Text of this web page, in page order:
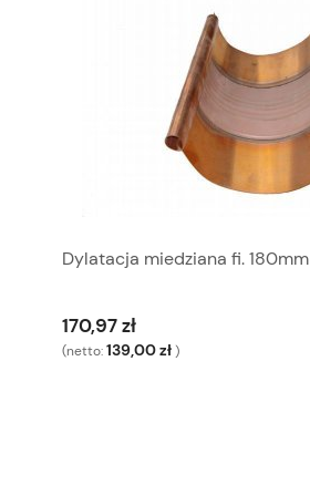
Dylatacja miedziana fi. 180mm
170,97 zł
(netto:139,00 zł )